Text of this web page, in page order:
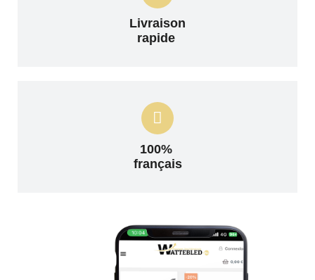
Livraison
rapide
100%
français